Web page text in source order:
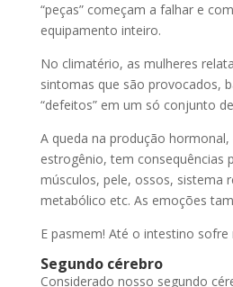
“peças” começam a falhar e
equipamento inteiro.
No climatério, as mulheres
sintomas que são provocados,
“defeitos” em um só conjunto
A queda na produção
estrogênio, tem consequências
músculos, pele, ossos, sistema
metabólico etc. As emoções
E pasmem! Até o intestino sofre
Segundo cérebro
Considerado nosso segundo